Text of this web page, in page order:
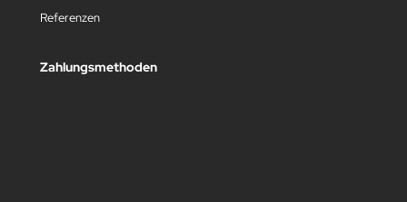
Referenzen
Zahlungsmethoden